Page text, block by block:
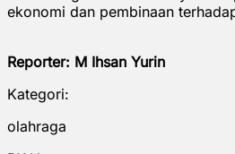
ekonomi dan pembinaan
Reporter: M Ihsan Yurin
Kategori:
olahraga